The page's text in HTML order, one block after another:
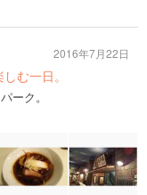
む一日。
ーク。
2016年7月22日